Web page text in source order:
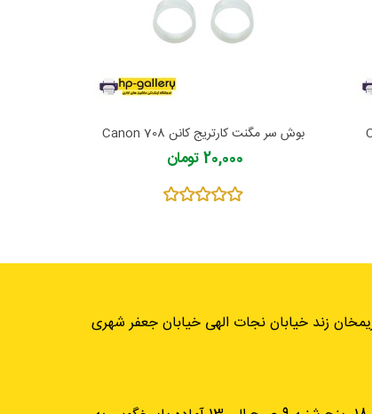
بوش سر مگنت کارتریج کانن Canon 708
20,000 تومان
زند خیابان نجات الهی خیابان جعفر شهری